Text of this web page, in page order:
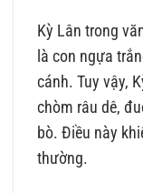
Kỳ Lân trong
là con ngựa
cánh. Tuy vậy,
chòm râu dê,
bò. Điều này
thường.